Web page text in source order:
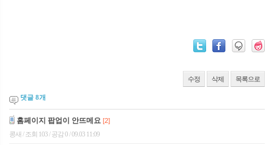
수정 삭제 목록으로
댓글 8개